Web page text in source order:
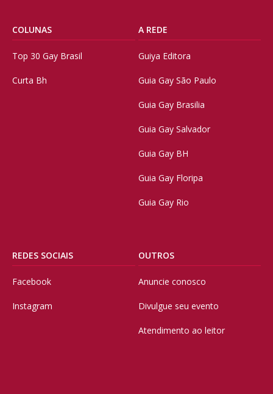
COLUNAS
Top 30 Gay Brasil
Curta Bh
A REDE
Guiya Editora
Guia Gay São Paulo
Guia Gay Brasilia
Guia Gay Salvador
Guia Gay BH
Guia Gay Floripa
Guia Gay Rio
REDES SOCIAIS
Facebook
Instagram
OUTROS
Anuncie conosco
Divulgue seu evento
Atendimento ao leitor